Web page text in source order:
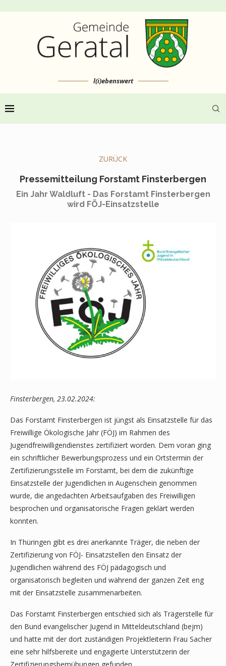
l(i)ebenswert
ZURÜCK
Pressemitteilung Forstamt Finsterbergen
Ein Jahr Waldluft - Das Forstamt Finsterbergen
wird FÖJ-Einsatzstelle
Finsterbergen, 23.02.2024:
Das Forstamt Finsterbergen ist jüngst als Einsatzstelle für das
Freiwillige Ökologische Jahr (FÖJ) im Rahmen des
Jugendfreiwilligendienstes zertifiziert worden. Dem voran ging
ein schriftlicher Bewerbungsprozess und ein Ortstermin der
Zertifizierungsstelle im Forstamt, bei dem die zukünftige
Einsatzstelle der Jugendlichen in Augenschein genommen
wurde, die angedachten Arbeitsaufgaben des Freiwilligen
besprochen und organisatorische Fragen geklärt werden
konnten.
In Thüringen gibt es drei anerkannte Träger, die neben der
Zertifizierung von FÖJ- Einsatzstellen den Einsatz der
Jugendlichen während des FÖJ pädagogisch und
organisatorisch begleiten und während der ganzen Zeit eng
mit der Einsatzstelle zusammenarbeiten.
Das Forstamt Finsterbergen entschied sich als Trägerstelle für
den Bund evangelischer Jugend in Mitteldeutschland (bejm)
und hatte mit der dort zuständigen Projektleiterin Frau Sacher
eine sehr hilfsbereite und engagierte Unterstützerin der